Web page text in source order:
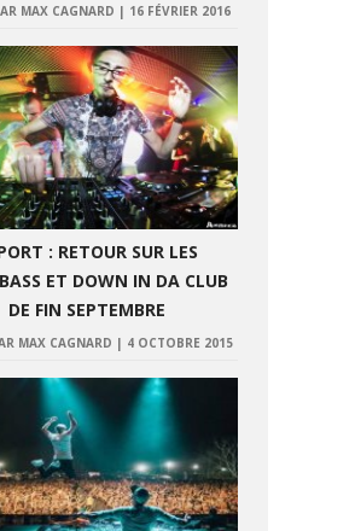
MAX CAGNARD | 16 FÉVRIER 2016
: RETOUR SUR LES
ET DOWN IN DA CLUB
DE FIN SEPTEMBRE
MAX CAGNARD | 4 OCTOBRE 2015